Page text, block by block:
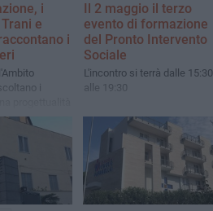
i
e
i
i
on
di medie e
Il 2 maggio il terzo
evento di formazione
del Pronto Intervento
Sociale
L'incontro si terrà dalle 15:30
alle 19:30